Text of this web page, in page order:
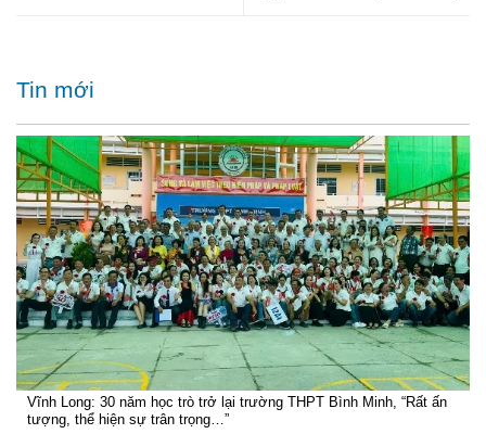
Tin mới
Vĩnh Long: 30 năm học trò trở lại trường THPT Bình Minh, “Rất ấn
tượng, thể hiện sự trân trọng…”